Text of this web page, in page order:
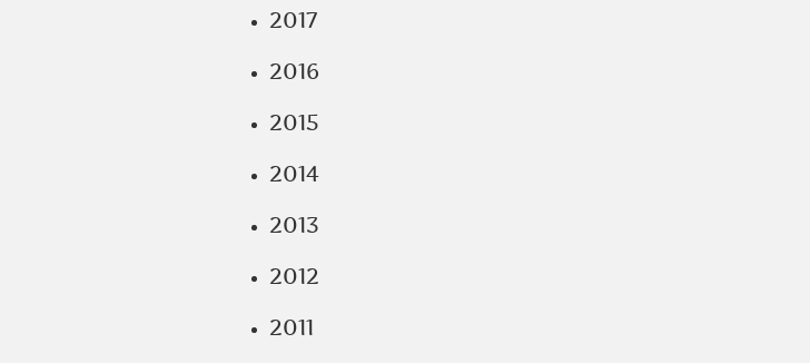
2017
2016
2015
2014
2013
2012
2011